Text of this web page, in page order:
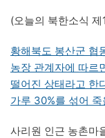
(오늘의 북한소식
황해북도 봉산군 협
농장 관계자에 따르
떨어진 상태라고 한
가루 30%를 섞어
사리원 인근 농촌마